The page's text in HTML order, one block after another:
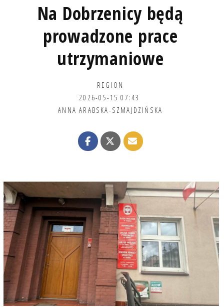
Na Dobrzenicy będą
prowadzone prace
utrzymaniowe
REGION
2026-05-15 07:43
ANNA ARABSKA-SZMAJDZIŃSKA